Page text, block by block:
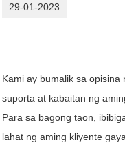
29-01-2023
Kami ay bumalik sa
suporta at kabaitan ng
Para sa bagong taon,
lahat ng aming kliyente